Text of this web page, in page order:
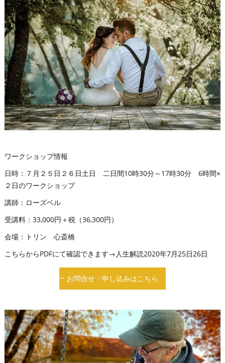
ワークショップ情報
日時：７月２５日２６日土日 二日間10時30分～17時30分 6時間×
２日のワークショップ
講師：ローズベル
受講料：33,000円＋税（36,300円）
会場：トリン 心斎橋
こちらからPDFにて確認できます→ 人生解読2020年7月25日26日
お問合せ・申し込みはこちら